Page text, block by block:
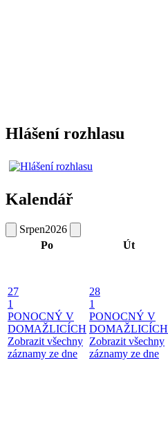
Hlášení rozhlasu
Kalendář
Srpen2026
Po
Út
27
1
PONOCNÝ V
DOMAŽLICÍCH
Zobrazit všechny
záznamy ze dne
28
1
PONOCNÝ V
DOMAŽLICÍCH
Zobrazit všechny
záznamy ze dne